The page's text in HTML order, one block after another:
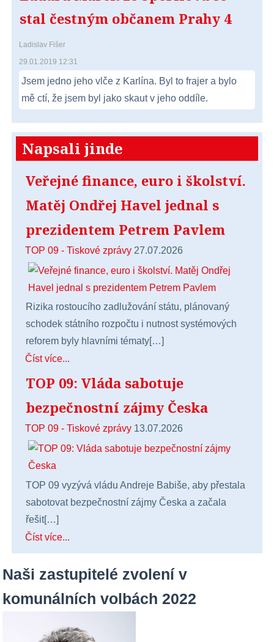
stal čestným občanem Prahy 4
Ladislav Fišer
29.01.2019 12:31
Jsem jedno jeho vlče z Karlína. Byl to frajer a bylo
mě ctí, že jsem byl jako skaut v jeho oddíle.
Napsali jinde
Veřejné finance, euro i školství.
Matěj Ondřej Havel jednal s
prezidentem Petrem Pavlem
TOP 09 - Tiskové zprávy 27.07.2026
Rizika rostoucího zadlužování státu, plánovaný
schodek státního rozpočtu i nutnost systémových
reforem byly hlavními tématy[…]
Číst více...
TOP 09: Vláda sabotuje
bezpečnostní zájmy Česka
TOP 09 - Tiskové zprávy 13.07.2026
TOP 09 vyzývá vládu Andreje Babiše, aby přestala
sabotovat bezpečnostní zájmy Česka a začala
řešit[…]
Číst více...
Naši zastupitelé zvolení v
komunálních volbách 2022